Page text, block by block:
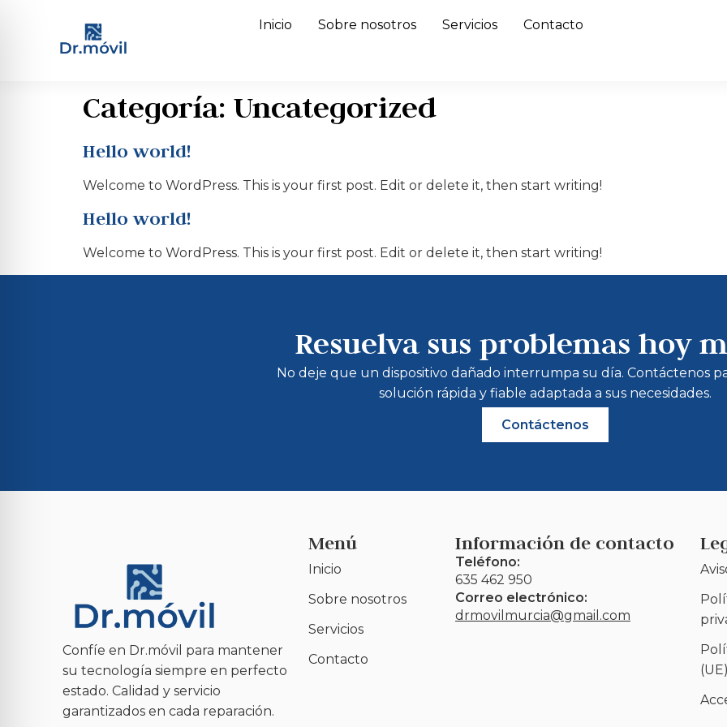
Inicio Sobre nosotros Servicios Contacto
Categoría: Uncategorized
Hello world!
Welcome to WordPress. This is your first post. Edit or delete it, then start writing!
Hello world!
Welcome to WordPress. This is your first post. Edit or delete it, then start writing!
Resuelva sus problemas hoy
No deje que un dispositivo dañado interrumpa su día. Contáctenos
solución rápida y fiable adaptada a sus necesidades.
Contáctenos
Confíe en Dr.móvil para mantener
su tecnología siempre en perfecto
estado. Calidad y servicio
garantizados en cada reparación.
Menú
Inicio
Sobre nosotros
Servicios
Contacto
Información de contacto
Teléfono:
635 462 950
Correo electrónico:
drmovilmurcia@gmail.com
(UE)